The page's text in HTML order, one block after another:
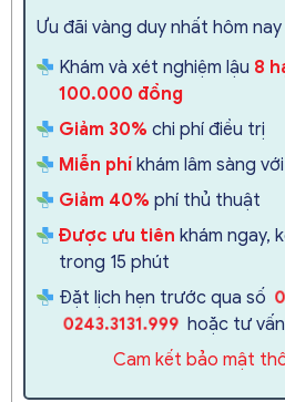
Ưu đãi vàng duy nhất hôm nay
Khám và xét nghiệm lậu 8
100.000 đồng
Giảm 30% chi phí điều trị
Miễn phí khám lâm sàng
Giảm 40% phí thủ thuật
Được ưu tiên khám ngay,
trong 15 phút
Đặt lịch hẹn trước qua số
0243.3131.999 hoặc tư
Cam kết bảo mật